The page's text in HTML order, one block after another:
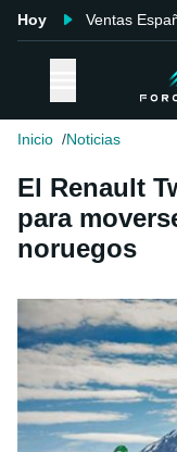
Hoy Ventas
Inicio Noticias
El Renault
para
noruegos